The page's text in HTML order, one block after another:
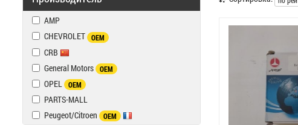
AMP
CHEVROLET
OEM
CRB
General Motors
OEM
OPEL OEM
PARTS-MALL
Peugeot/Citroen
OEM